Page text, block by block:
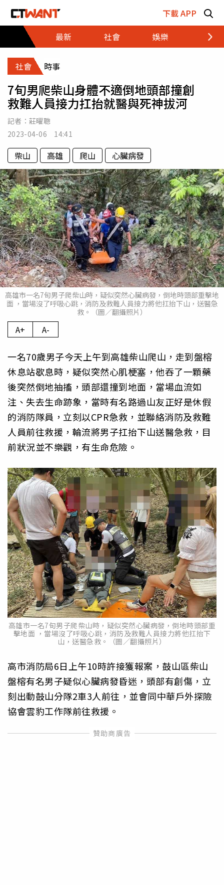
下載 APP
最新
社會 娛樂 財經
社會 時事
7旬男爬柴山身體不適倒地頭部撞創
救難人員接力扛抬就醫與死神拔河
記者： 莊曜聰
2023-04-06 14:41
柴山 高雄 爬山 心臟病發
高雄市一名7旬男子爬柴山時，疑似突然心臟病發，倒地時頭部重擊地
面 ，當場沒了呼吸心跳，消防及救難人員接力將他扛抬下山，送醫急
救。（圖／翻攝照片）
A+ A-
一名70歲男子今天上午到高雄柴山爬山，走到盤榕
休息站歇息時，疑似突然心肌梗塞，他吞了一顆藥
後突然倒地抽搐，頭部還撞到地面，當場血流如
注、失去生命跡象，當時有名路過山友正好是休假
的消防隊員，立刻以CPR急救，並聯絡消防及救難
人員前往救援，輪流將男子扛抬下山送醫急救，目
前狀況並不樂觀，有生命危險。
高雄市一名7旬男子爬柴山時，疑似突然心臟病發，倒地時頭部重
擊地面 ，當場沒了呼吸心跳，消防及救難人員接力將他扛抬下
山，送醫急救。（圖／翻攝照片）
高市消防局6日上午10時許接獲報案，鼓山區柴山
盤榕有名男子疑似心臟病發昏迷，頭部有創傷，立
刻出動鼓山分隊2車3人前往，並會同中華戶外探險
協會雲豹工作隊前往救援。